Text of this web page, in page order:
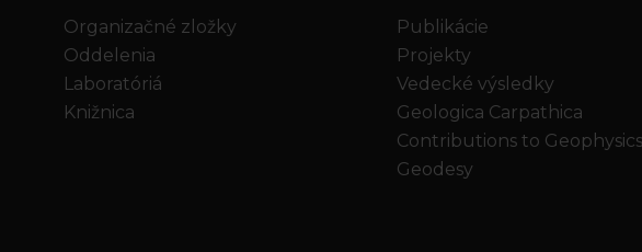
Organizačné zložky
Oddelenia
Laboratóriá
Knižnica
Publikácie
Projekty
Vedecké výsledky
Geologica Carpathica
Contributions to
Geodesy